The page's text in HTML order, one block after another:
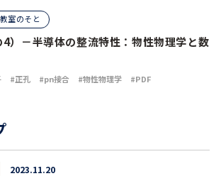
教室のそと
）－半導体の整流特性：物性物理学と数
正孔 pn接合 物性物理学 PDF
2023.11.20